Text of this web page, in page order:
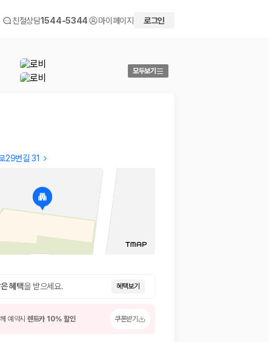
서 비교해 사용자가 자신의 일정과 예산에 맞는 차량을 선택할 수 있도
친절상담1544-5344 마이페이지 로그인
모두보기
29번길 31
강아지와 딸하고 2박3일로 여행 갔는데 무척 깨끗하고 주변
먹거리나 인스타에서 볼만한 맛집 카페 등등 많았고 엄청 좋
혜택을 받으세요. 혜택보기
예약시 렌트카 10% 할인 쿠폰받기